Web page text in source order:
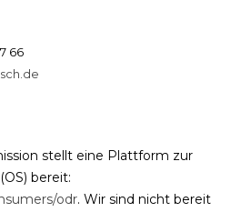
66
stellt eine Plattform zur
bereit:
odr. Wir sind nicht bereit